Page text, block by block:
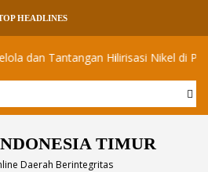
HEADLINES
Hilirisasi Nikel di Pulau Obi
TIMUR
Daerah Berintegritas